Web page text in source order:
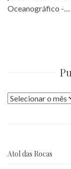
Oceanográfico -…
Publicações
Atol das Rocas